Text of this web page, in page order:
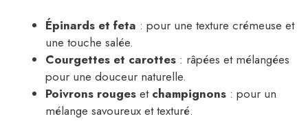
Épinards et feta : pour une texture crémeuse et
une touche salée.
Courgettes et carottes : râpées et mélangées
pour une douceur naturelle.
Poivrons rouges et champignons : pour un
mélange savoureux et texturé.